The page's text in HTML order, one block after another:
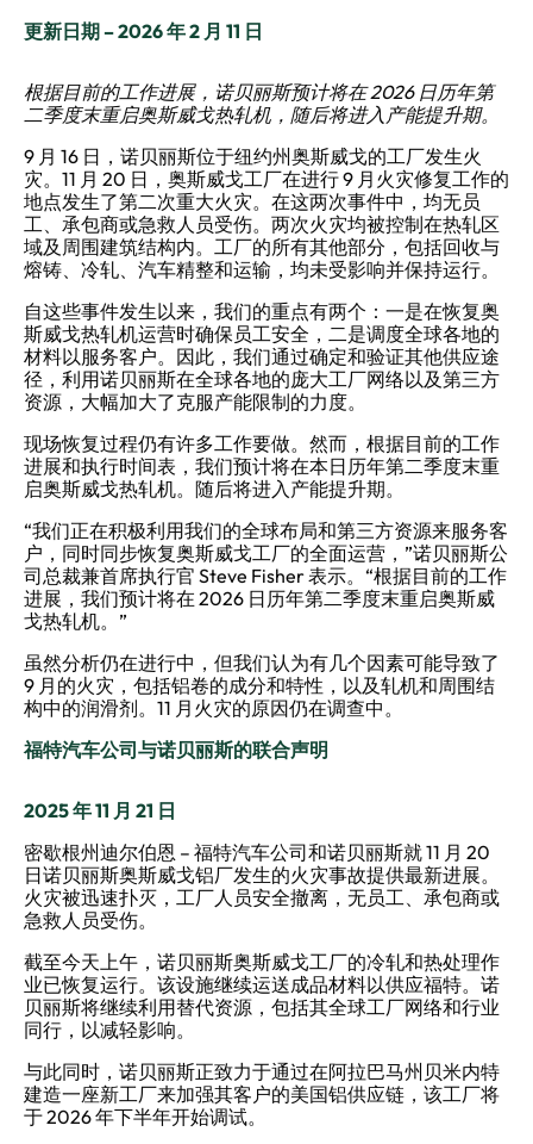
更新日期 – 2026 年 2 月 11 日
根据目前的工作进展，诺贝丽斯预计将在 2026 日历年第
二季度末重启奥斯威戈热轧机，随后将进入产能提升期。
9 月 16 日，诺贝丽斯位于纽约州奥斯威戈的工厂发生火
灾。11 月 20 日，奥斯威戈工厂在进行 9 月火灾修复工作的
地点发生了第二次重大火灾。在这两次事件中，均无员
工、承包商或急救人员受伤。两次火灾均被控制在热轧区
域及周围建筑结构内。工厂的所有其他部分，包括回收与
熔铸、冷轧、汽车精整和运输，均未受影响并保持运行。
自这些事件发生以来，我们的重点有两个：一是在恢复奥
斯威戈热轧机运营时确保员工安全，二是调度全球各地的
材料以服务客户。因此，我们通过确定和验证其他供应途
径，利用诺贝丽斯在全球各地的庞大工厂网络以及第三方
资源，大幅加大了克服产能限制的力度。
现场恢复过程仍有许多工作要做。然而，根据目前的工作
进展和执行时间表，我们预计将在本日历年第二季度末重
启奥斯威戈热轧机。随后将进入产能提升期。
“我们正在积极利用我们的全球布局和第三方资源来服务客
户，同时同步恢复奥斯威戈工厂的全面运营，”诺贝丽斯公
司总裁兼首席执行官 Steve Fisher 表示。“根据目前的工作
进展，我们预计将在 2026 日历年第二季度末重启奥斯威
戈热轧机。”
虽然分析仍在进行中，但我们认为有几个因素可能导致了
9 月的火灾，包括铝卷的成分和特性，以及轧机和周围结
构中的润滑剂。11 月火灾的原因仍在调查中。
福特汽车公司与诺贝丽斯的联合声明
2025 年 11 月 21 日
密歇根州迪尔伯恩 – 福特汽车公司和诺贝丽斯就 11 月 20
日诺贝丽斯奥斯威戈铝厂发生的火灾事故提供最新进展。
火灾被迅速扑灭，工厂人员安全撤离，无员工、承包商或
急救人员受伤。
截至今天上午，诺贝丽斯奥斯威戈工厂的冷轧和热处理作
业已恢复运行。该设施继续运送成品材料以供应福特。诺
贝丽斯将继续利用替代资源，包括其全球工厂网络和行业
同行，以减轻影响。
与此同时，诺贝丽斯正致力于通过在阿拉巴马州贝米内特
建造一座新工厂来加强其客户的美国铝供应链，该工厂将
于 2026 年下半年开始调试。